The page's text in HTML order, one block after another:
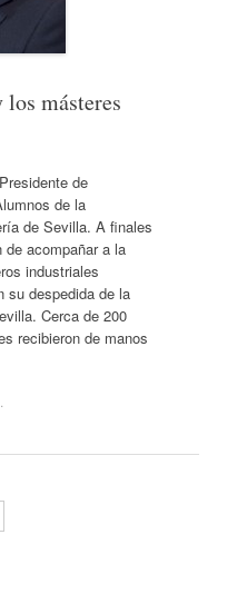
másteres
de
de la
de Sevilla. A finales
acompañar a la
industriales
su despedida de la
Cerca de 200
recibieron de manos